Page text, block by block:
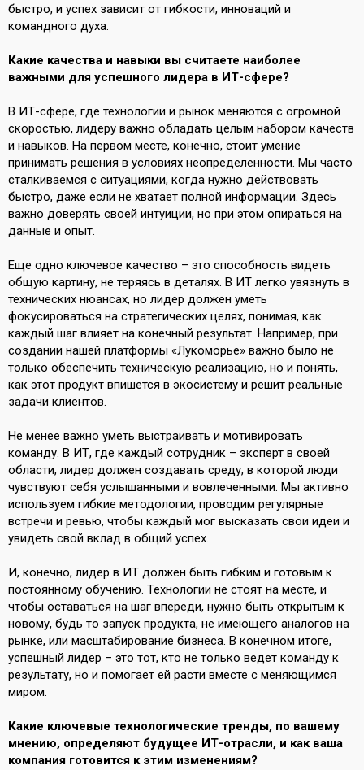
быстро, и успех зависит от гибкости, инноваций и
командного духа.
Какие качества и навыки вы считаете наиболее
важными для успешного лидера в ИТ-сфере?
В ИТ-сфере, где технологии и рынок меняются с огромной
скоростью, лидеру важно обладать целым набором качеств
и навыков. На первом месте, конечно, стоит умение
принимать решения в условиях неопределенности. Мы часто
сталкиваемся с ситуациями, когда нужно действовать
быстро, даже если не хватает полной информации. Здесь
важно доверять своей интуиции, но при этом опираться на
данные и опыт.
Еще одно ключевое качество – это способность видеть
общую картину, не теряясь в деталях. В ИТ легко увязнуть в
технических нюансах, но лидер должен уметь
фокусироваться на стратегических целях, понимая, как
каждый шаг влияет на конечный результат. Например, при
создании нашей платформы «Лукоморье» важно было не
только обеспечить техническую реализацию, но и понять,
как этот продукт впишется в экосистему и решит реальные
задачи клиентов.
Не менее важно уметь выстраивать и мотивировать
команду. В ИТ, где каждый сотрудник – эксперт в своей
области, лидер должен создавать среду, в которой люди
чувствуют себя услышанными и вовлеченными. Мы активно
используем гибкие методологии, проводим регулярные
встречи и ревью, чтобы каждый мог высказать свои идеи и
увидеть свой вклад в общий успех.
И, конечно, лидер в ИТ должен быть гибким и готовым к
постоянному обучению. Технологии не стоят на месте, и
чтобы оставаться на шаг впереди, нужно быть открытым к
новому, будь то запуск продукта, не имеющего аналогов на
рынке, или масштабирование бизнеса. В конечном итоге,
успешный лидер – это тот, кто не только ведет команду к
результату, но и помогает ей расти вместе с меняющимся
миром.
Какие ключевые технологические тренды, по вашему
мнению, определяют будущее ИТ-отрасли, и как ваша
компания готовится к этим изменениям?